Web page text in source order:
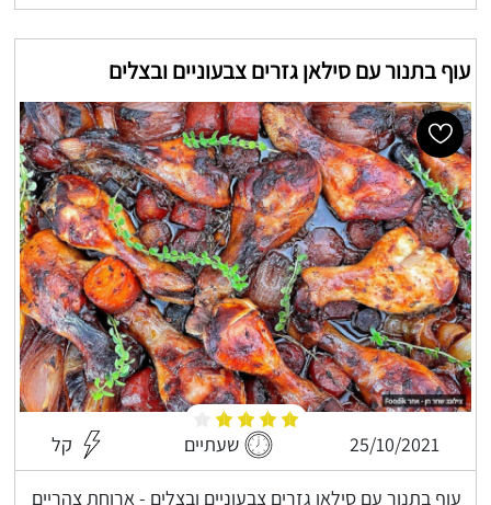
עוף בתנור עם סילאן גזרים צבעוניים ובצלים
25/10/2021 שעתיים קל
עוף בתנור עם סילאן גזרים צבעוניים ובצלים - ארוחת צהריים